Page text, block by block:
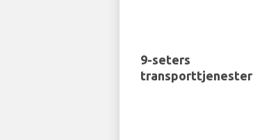
9-seters
transporttjenester